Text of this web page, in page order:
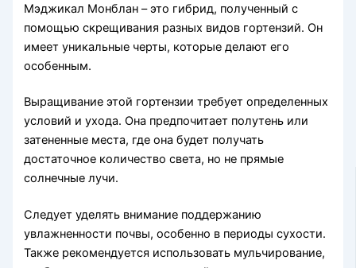
Мэджикал Монблан – это гибрид, полученный с
помощью скрещивания разных видов гортензий. Он
имеет уникальные черты, которые делают его
особенным.
Выращивание этой гортензии требует определенных
условий и ухода. Она предпочитает полутень или
затененные места, где она будет получать
достаточное количество света, но не прямые
солнечные лучи.
Следует уделять внимание поддержанию
увлажненности почвы, особенно в периоды сухости.
Также рекомендуется использовать мульчирование,